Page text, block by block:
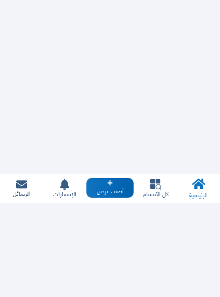
الرئيسية كل الأقسام أضف عرض الإشعارات الرسائل